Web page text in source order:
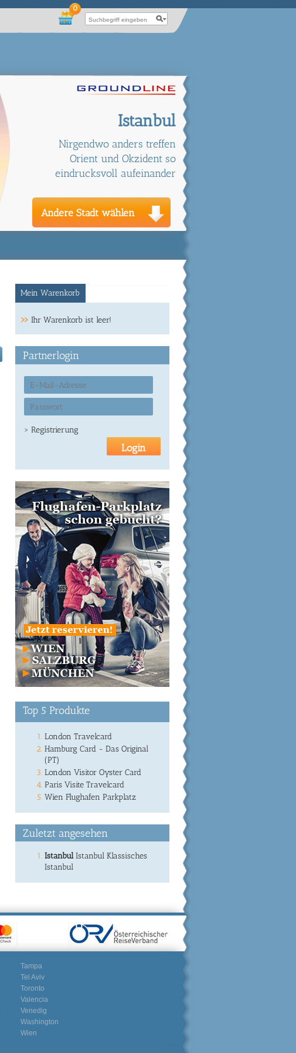
0
Istanbul
Nirgendwo anders treffen
Orient und Okzident so
eindrucksvoll aufeinander
Andere Stadt wählen
Mein Warenkorb
Ihr Warenkorb ist leer!
Partnerlogin
> Registrierung
Top 5 Produkte
London Travelcard
Hamburg Card - Das Original
(PT)
London Visitor Oyster Card
Paris Visite Travelcard
Wien Flughafen Parkplatz
Zuletzt angesehen
IstanbulIstanbul Klassisches
Istanbul
Tampa
Tel Aviv
Toronto
Valencia
Venedig
Washington
Wien